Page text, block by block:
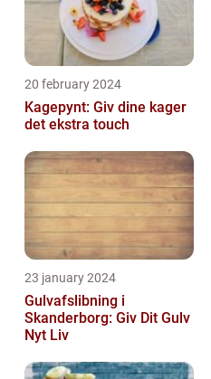
20 february 2024
Kagepynt: Giv dine kager
det ekstra touch
23 january 2024
Gulvafslibning i
Skanderborg: Giv Dit Gulv
Nyt Liv